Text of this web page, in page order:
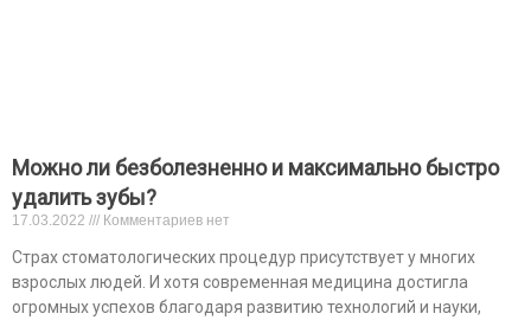
Можно ли безболезненно и максимально быстро
удалить зубы?
17.03.2022 Комментариев нет
Страх стоматологических процедур присутствует у многих
взрослых людей. И хотя современная медицина достигла
огромных успехов благодаря развитию технологий и науки,